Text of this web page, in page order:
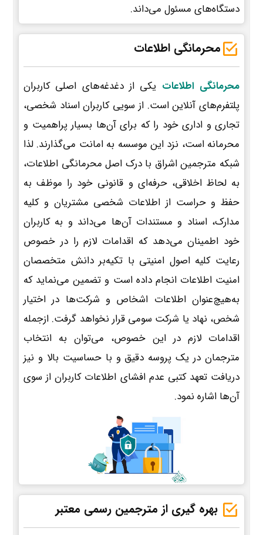
دستگاه‌های مسئول می‌داند.
محرمانگی اطلاعات
محرمانگی اطلاعات یکی از دغدغه‌های اصلی کاربران
پلتفرم‌های آنلاین است. از سویی کاربران اسناد شخصی،
تجاری و اداری خود را که برای آن‌ها بسیار پراهمیت و
محرمانه است، نزد این موسسه به امانت می‌گذارند. لذا
شبکه مترجمین اشراق با درک اصل محرمانگی اطلاعات،
به لحاظ اخلاقی، حرفه‌ای و قانونی خود را موظف به
حفظ و حراست از اطلاعات شخصی مشتریان و کلیه
مدارک، اسناد و مستندات آن‌ها می‌داند و به کاربران
خود اطمینان می‌دهد که اقدامات لازم را در خصوص
رعایت کلیه اصول امنیتی با تکیه‌بر دانش متخصصان
امنیت اطلاعات انجام داده است و تضمین می‌نماید که
به‌هیچ‌عنوان اطلاعات اشخاص و شرکت‌ها در اختیار
شخص، نهاد یا شرکت سومی قرار نخواهد گرفت. ازجمله
اقدامات لازم در این خصوص، می‌توان به انتخاب
مترجمان در یک پروسه دقیق و با حساسیت بالا و نیز
دریافت تعهد کتبی عدم افشای اطلاعات کاربران از سوی
آن‌ها اشاره نمود.
بهره گیری از مترجمین رسمی معتبر